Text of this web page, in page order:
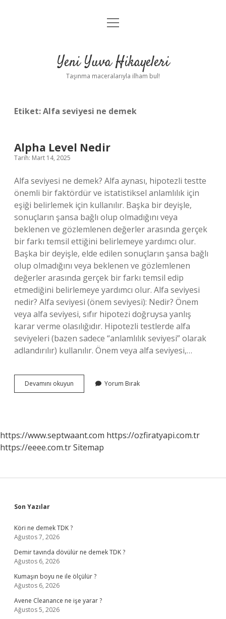
Anasayfa
Yasal Uyarı
menüyü
Yeni Yuva Hikayeleri
Taşınma maceralarıyla ilham bul!
Etiket:Alfa seviyesi ne demek
Alpha Level Nedir
Tarih: Mart 14, 2025
Alfa seviyesi ne demek? Alfa aynası, hipotezli testte
önemli bir faktördür ve istatistiksel anlamlılık için
eşiği belirlemek için kullanılır. Başka bir deyişle,
sonuçların şansa bağlı olup olmadığını veya
beklenen ve gözlemlenen değerler arasında gerçek
bir farkı temsil ettiğini belirlemeye yardımcı olur.
Başka bir deyişle, elde edilen sonuçların şansa bağlı
olup olmadığını veya beklenen ve gözlemlenen
değerler arasında gerçek bir farkı temsil edip
etmediğini belirlemeye yardımcı olur. Alfa seviyesi
nedir? Alfa seviyesi (önem seviyesi): Nedir? Önem
veya alfa seviyesi, sıfır hipotezi doğruysa yanlış
karar verme olasılığıdır. Hipotezli testlerde alfa
seviyeleri (bazen sadece “anlamlılık seviyesi” olarak
adlandırılır) kullanılır. Önem veya alfa seviyesi,…
Devamını okuyun
Level
Yorum Bırak
https://www.septwaant.com https://ozfiratyapi.com.tr
https://eeee.com.trSitemap
Sidebar
Son Yazılar
Köri ne demek TDK ?
Ağustos 7, 2026
Demir tavında dövülür ne demek TDK ?
Ağustos 6, 2026
Kumaşın boyu ne ile ölçülür ?
Ağustos 6, 2026
Avene Cleanance ne işe yarar ?
Ağustos 5, 2026